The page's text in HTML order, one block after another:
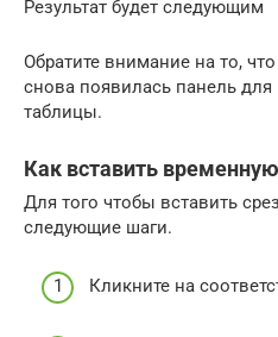
Результат будет следующим
Обратите внимание на то,
снова появилась панель
таблицы.
Как вставить
Для того чтобы вставить
следующие шаги.
Кликните на